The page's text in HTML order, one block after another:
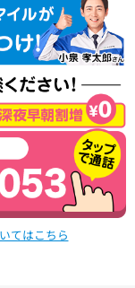
てはこちら